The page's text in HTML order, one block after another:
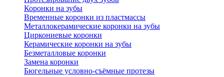
Коронки на зубы
Временные коронки из пластмассы
Металлокерамические коронки на зубы
Циркониевые коронки
Керамические коронки на зубы
Безметалловые коронки
Замена коронки
Бюгельные условно-съёмные протезы